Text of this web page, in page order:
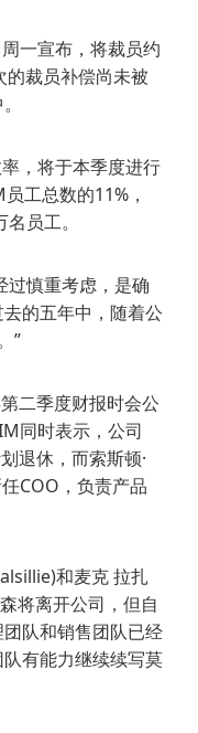
一宣布，将裁员约
裁员补偿尚未被
，将于本季度进行
工总数的11%，
员工。
过慎重考虑，是确
的五年中，随着公
”
二季度财报时会公
同时表示，公司
退休，而索斯顿·
COO，负责产品
和麦克 拉扎
将离开公司，但自
队和销售团队已经
有能力继续续写莫